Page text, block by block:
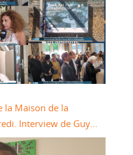
la Maison de la
Interview de Guy
Départemental